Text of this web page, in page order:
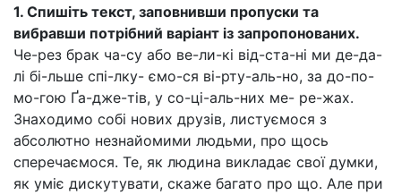
1. Спишіть текст, заповнивши пропуски та
вибравши потрібний варіант із запропонованих.
Че-рез брак ча-су або ве-ли-кі від-ста-ні ми де-да-
лі бі-льше спі-лку- ємо-ся ві-рту-аль-но, за до-по-
мо-гою Ґа-дже-тів, у со-ці-аль-них ме- ре-жах.
Знаходимо собі нових друзів, листуємося з
абсолютно незнайомими людьми, про щось
сперечаємося. Те, як людина викладає свої думки,
як уміє дискутувати, скаже багато про що. Але при